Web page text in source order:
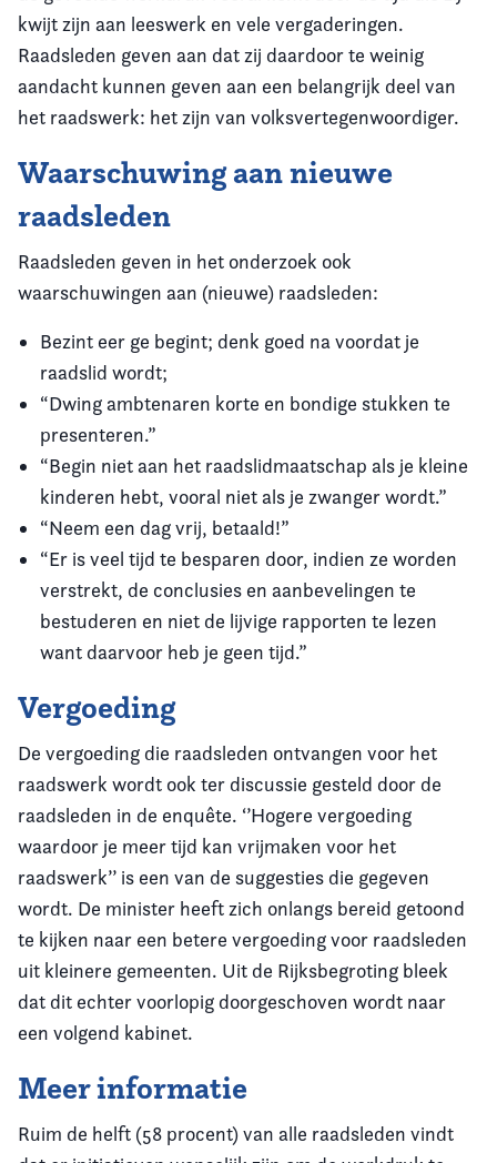
kwijt zijn aan leeswerk en vele vergaderingen.
Raadsleden geven aan dat zij daardoor te weinig
aandacht kunnen geven aan een belangrijk deel van
het raadswerk: het zijn van volksvertegenwoordiger.
Waarschuwing aan nieuwe
raadsleden
Raadsleden geven in het onderzoek ook
waarschuwingen aan (nieuwe) raadsleden:
Bezint eer ge begint; denk goed na voordat je
raadslid wordt;
“Dwing ambtenaren korte en bondige stukken te
presenteren.”
“Begin niet aan het raadslidmaatschap als je kleine
kinderen hebt, vooral niet als je zwanger wordt.”
“Neem een dag vrij, betaald!”
“Er is veel tijd te besparen door, indien ze worden
verstrekt, de conclusies en aanbevelingen te
bestuderen en niet de lijvige rapporten te lezen
want daarvoor heb je geen tijd.”
Vergoeding
De vergoeding die raadsleden ontvangen voor het
raadswerk wordt ook ter discussie gesteld door de
raadsleden in de enquête. ‘’Hogere vergoeding
waardoor je meer tijd kan vrijmaken voor het
raadswerk’’ is een van de suggesties die gegeven
wordt. De minister heeft zich onlangs bereid getoond
te kijken naar een betere vergoeding voor raadsleden
uit kleinere gemeenten. Uit de Rijksbegroting bleek
dat dit echter voorlopig doorgeschoven wordt naar
een volgend kabinet.
Meer informatie
Ruim de helft (58 procent) van alle raadsleden vindt